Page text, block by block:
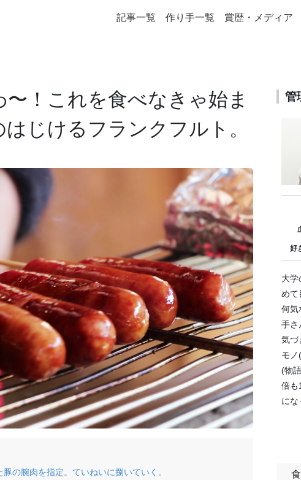
記事一覧 作り手一覧 賞歴・メディア
！これを食べなきゃ始ま
じけるフランクフルト。
の腕肉を指定。ていねいに捌いていく。
管
好
大学
めて
何気
手さ
気づ
モノ
(物
倍も
にな